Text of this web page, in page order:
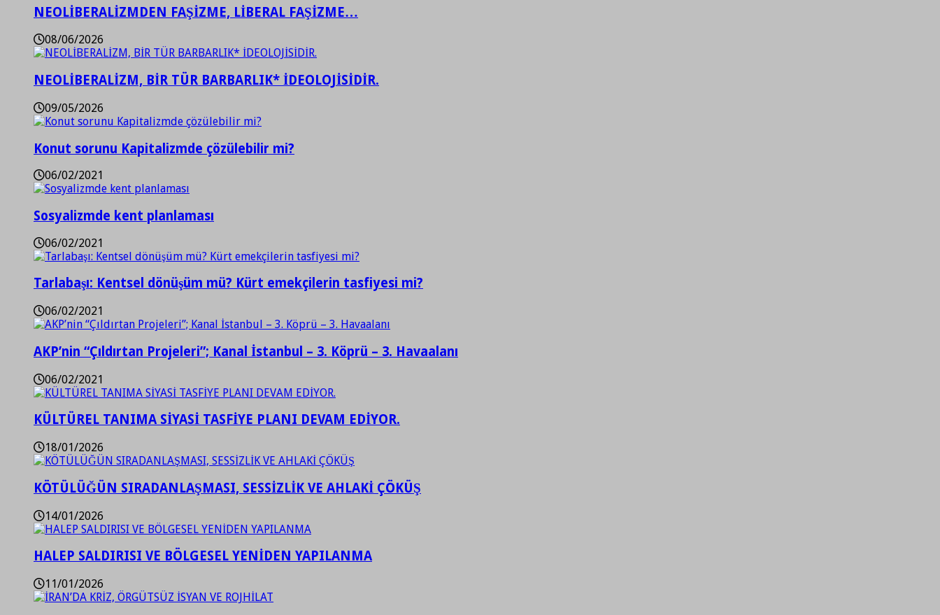
NEOLİBERALİZMDEN FAŞİZME, LİBERAL FAŞİZME…
08/06/2026
NEOLİBERALİZM, BİR TÜR BARBARLIK* İDEOLOJİSİDİR.
09/05/2026
Konut sorunu Kapitalizmde çözülebilir mi?
06/02/2021
Sosyalizmde kent planlaması
06/02/2021
Tarlabaşı: Kentsel dönüşüm mü? Kürt emekçilerin tasfiyesi mi?
06/02/2021
AKP’nin “Çıldırtan Projeleri”; Kanal İstanbul – 3. Köprü – 3. Havaalanı
06/02/2021
KÜLTÜREL TANIMA SİYASİ TASFİYE PLANI DEVAM EDİYOR.
18/01/2026
KÖTÜLÜĞÜN SIRADANLAŞMASI, SESSİZLİK VE AHLAKİ ÇÖKÜŞ
14/01/2026
HALEP SALDIRISI VE BÖLGESEL YENİDEN YAPILANMA
11/01/2026